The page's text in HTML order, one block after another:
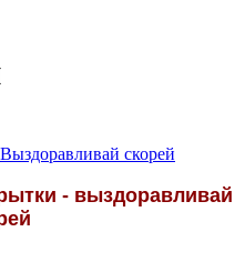
скорей
- выздоравливай